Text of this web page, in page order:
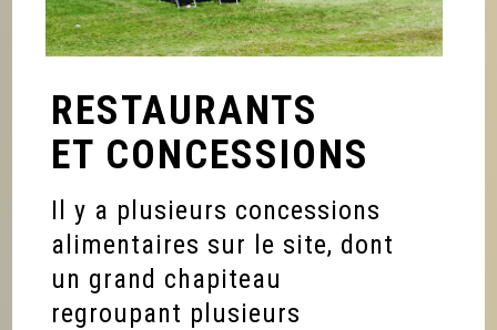
RESTAURANTS
ET CONCESSIONS
Il y a plusieurs concessions
alimentaires sur le site, dont
un grand chapiteau
regroupant plusieurs